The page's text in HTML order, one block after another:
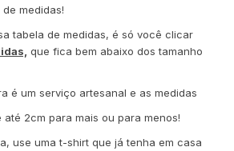
medidas!
tabela de medidas, é só você clicar
que fica bem abaixo dos tamanho
é um serviço artesanal e as medidas
2cm para mais ou para menos!
use uma t-shirt que já tenha em casa